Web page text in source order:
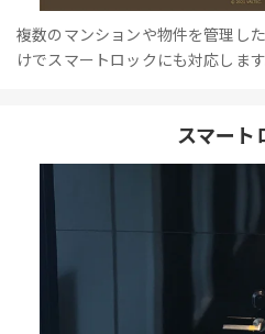
複数のマンションや物件を管理し
けでスマートロックにも対応します
スマート